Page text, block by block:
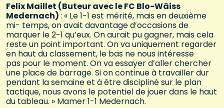
Felix Maillet (Buteur avec le FC Blo-Wäiss
Medernach): « Le 1-1 est mérité, mais en deuxième
mi- temps, on avait davantage d’occasions de
marquer le 2-1 qu’eux. On aurait pu gagner, mais cela
reste un point important. On va uniquement regarder
en haut du classement, le bas ne nous intéresse
pas pour le moment. On va essayer d’aller chercher
une place de barrage. Si on continue à travailler dur
pendant la semaine et à être discipliné sur le plan
tactique, nous avons le potentiel de jouer dans le haut
du tableau. » Mamer 1-1 Medernach.